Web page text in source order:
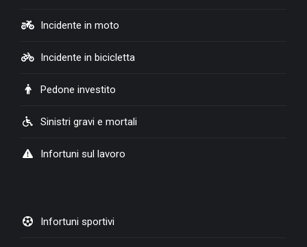
window
Incidente in moto
Incidente in bicicletta
Pedone investito
Sinistri gravi e mortali
Infortuni sul lavoro
Infortuni sportivi